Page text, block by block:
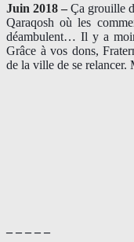
Juin 2018 – Ça grouille
Qaraqosh où les
déambulent… Il y a
Grâce à vos dons,
de la ville de se relancer.
– – – – –